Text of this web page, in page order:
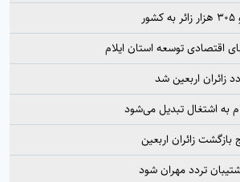
اقتصادی توسعه استان ایلام
زائران اربعین شد
به اشتغال تبدیل می‌شود
زائران اربعین
تردد مهران شود